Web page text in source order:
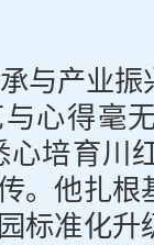
与产业
心得毫
培育川
。他扎根
标准化升